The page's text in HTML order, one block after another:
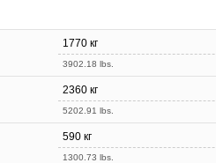
1770 кг
3902.18 lbs.
2360 кг
5202.91 lbs.
590 кг
1300.73 lbs.